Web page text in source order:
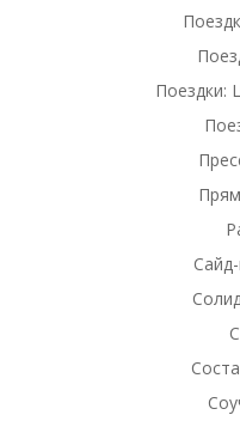
Поездки: